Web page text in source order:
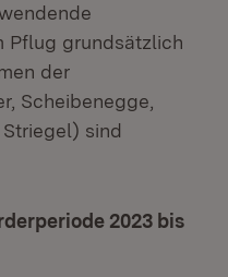
Pflug grundsätzlich
der
Scheibenegge,
sind
2023 bis